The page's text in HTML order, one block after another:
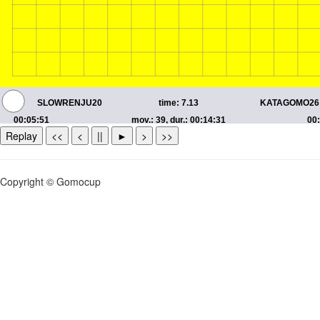
Replay << < || ► > >>
Copyright © Gomocup